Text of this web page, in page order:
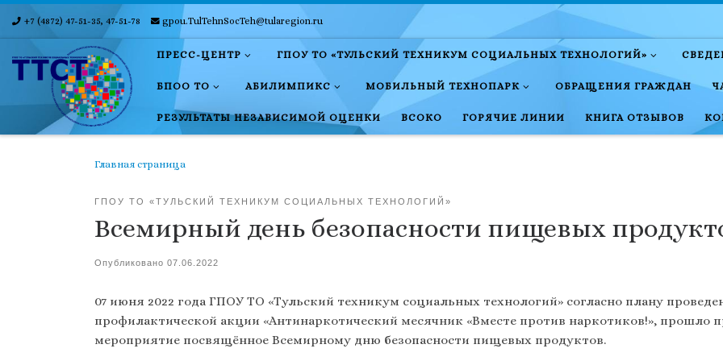
Skip to content
+7 (4872) 47-51-35, 47-51-78 gpou.TulTehnSocTeh@tularegion.ru
ПРЕСС-ЦЕНТР ГПОУ ТО «ТУЛЬСКИЙ ТЕХНИКУМ СОЦИАЛЬНЫХ ТЕХНОЛОГИЙ»
БПОО ТО АБИЛИМПИКС МОБИЛЬНЫЙ ТЕХНОПАРК ОБРАЩЕНИЯ ГРАЖДАН
РЕЗУЛЬТАТЫ НЕЗАВИСИМОЙ ОЦЕНКИ ВСОКО ГОРЯЧИЕ ЛИНИИ КНИГА ОТЗЫВОВ
Главная страница
ГПОУ ТО «ТУЛЬСКИЙ ТЕХНИКУМ СОЦИАЛЬНЫХ ТЕХНОЛОГИЙ»
Всемирный день безопасности пищевых
Опубликовано 07.06.2022
07 июня 2022 года ГПОУ ТО «Тульский техникум социальных технологий» согласно плану
профилактической акции «Антинаркотический месячник «Вместе против наркотиков!», прошло
мероприятие посвящённое Всемирному дню безопасности пищевых продуктов.